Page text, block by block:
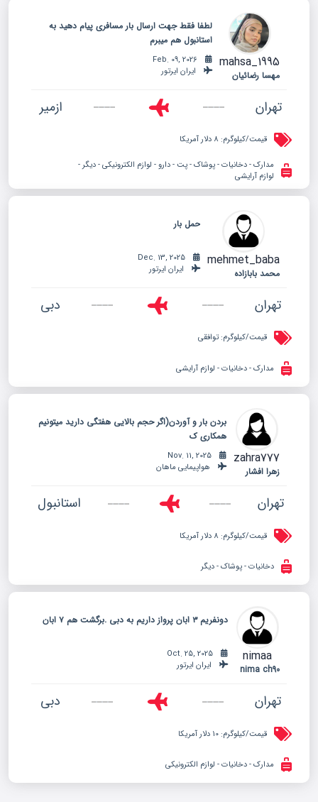
mahsa_1995
مهسا رضائیان
لطفا فقط جهت ارسال بار مسافری پیام دهید به
استانبول هم میبرم
ایران ایرتور
تهران ازمیر
قیمت/کیلوگرم:
مدارک - دخانیات - پوشاک - پت - دارو - لوازم الکترونیکی - دیگر -
لوازم آرایشی
mehmet_baba
محمد بابازاده
حمل بار
ایران ایرتور
تهران دبی
قیمت/کیلوگرم:
مدارک - دخانیات - لوازم آرایشی
zahra777
زهرا افشار
بردن بار و آوردن(اگر حجم بالایی هفتگی دارید میتونیم
همکاری ک
هواپیمایی ماهان
تهران استانبول
قیمت/کیلوگرم:
دخانیات - پوشاک - دیگر
nimaa
nima ch90
دو‌نفریم ۳ ابان پرواز داریم به دبی .برگشت هم ۷ ابان
ایران ایرتور
تهران دبی
قیمت/کیلوگرم:
مدارک - دخانیات - لوازم الکترونیکی